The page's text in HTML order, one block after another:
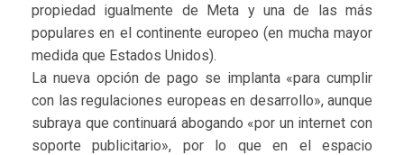
propiedad igualmente de Meta y una de las más
populares en el continente europeo (en mucha mayor
medida que Estados Unidos).
La nueva opción de pago se implanta «para cumplir
con las regulaciones europeas en desarrollo», aunque
subraya que continuará abogando «por un internet con
soporte publicitario», por lo que en el espacio